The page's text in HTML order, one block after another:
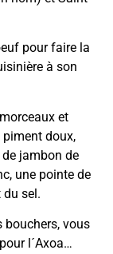
pour faire la
à son
et
doux,
jambon de
une pointe de
du sel.
bouchers, vous
l´Axoa…